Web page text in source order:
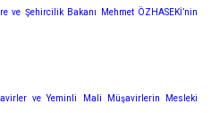
ve Şehircilik Bakanı Mehmet ÖZHASEKİ’nin
ve Yeminli Mali Müşavirlerin Mesleki